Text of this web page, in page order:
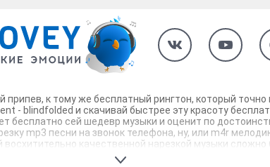
к тому же бесплатный рингтон, который
- blindfolded и скачивай быстрее эту красоту
бесплатно сей шедевр музыки и оценит по
mp3 песни на звонок телефона, ну, или m4r
качественной нарезкой музыки
Твой телефон достоин!